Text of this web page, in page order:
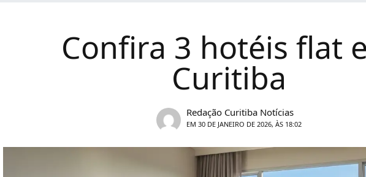
Confira 3 hotéis flat
Curitiba
Redação Curitiba Notícias
EM 30 DE JANEIRO DE 2026, ÀS 18:02